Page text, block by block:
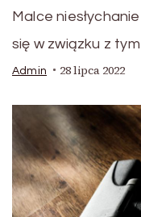
Malce
się w związku z
Admin 28 lipca 2022